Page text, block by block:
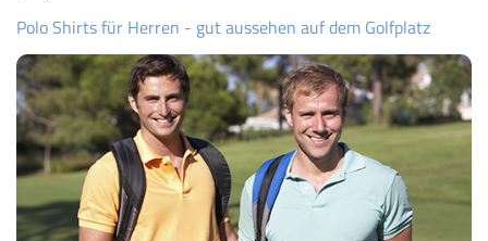
Polo Shirts für Herren - gut aussehen auf dem Golfplatz